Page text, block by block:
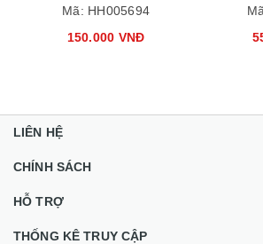
Mã: HH005694
150.000 VNĐ
LIÊN HỆ
CHÍNH SÁCH
HỖ TRỢ
THỐNG KÊ TRUY CẬP